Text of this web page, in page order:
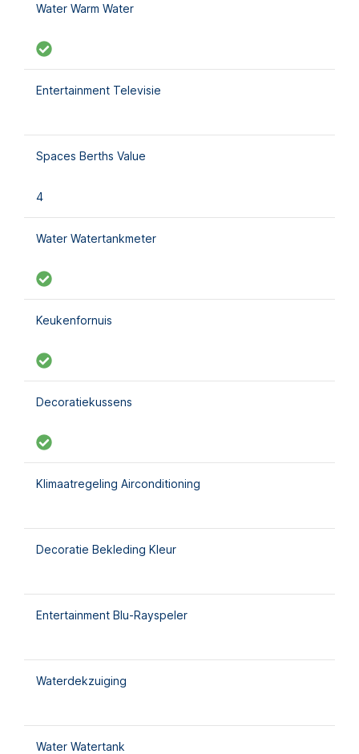
Water Warm Water
Entertainment Televisie
Spaces Berths Value
4
Water Watertankmeter
Keukenfornuis
Decoratiekussens
Klimaatregeling Airconditioning
Decoratie Bekleding Kleur
Entertainment Blu-Rayspeler
Waterdekzuiging
Water Watertank